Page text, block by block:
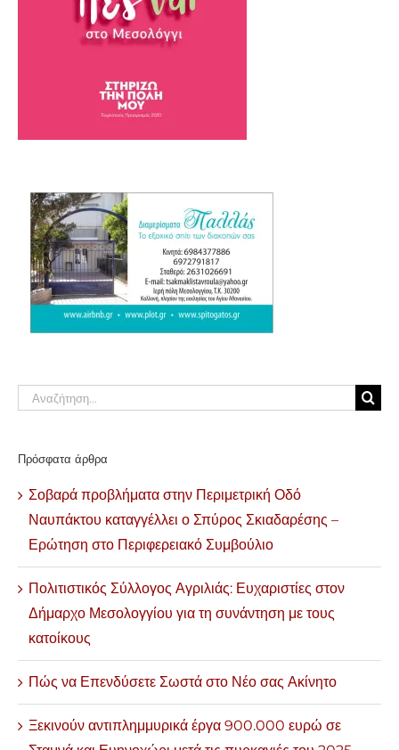
Αναζήτηση
Πρόσφατα άρθρα
Σοβαρά προβλήματα στην Περιμετρική Οδό
Ναυπάκτου καταγγέλλει ο Σπύρος Σκιαδαρέσης –
Ερώτηση στο Περιφερειακό Συμβούλιο
Πολιτιστικός Σύλλογος Αγριλιάς: Ευχαριστίες στον
Δήμαρχο Μεσολογγίου για τη συνάντηση με τους
κατοίκους
Πώς να Επενδύσετε Σωστά στο Νέο σας Ακίνητο
Ξεκινούν αντιπλημμυρικά έργα 900.000 ευρώ σε